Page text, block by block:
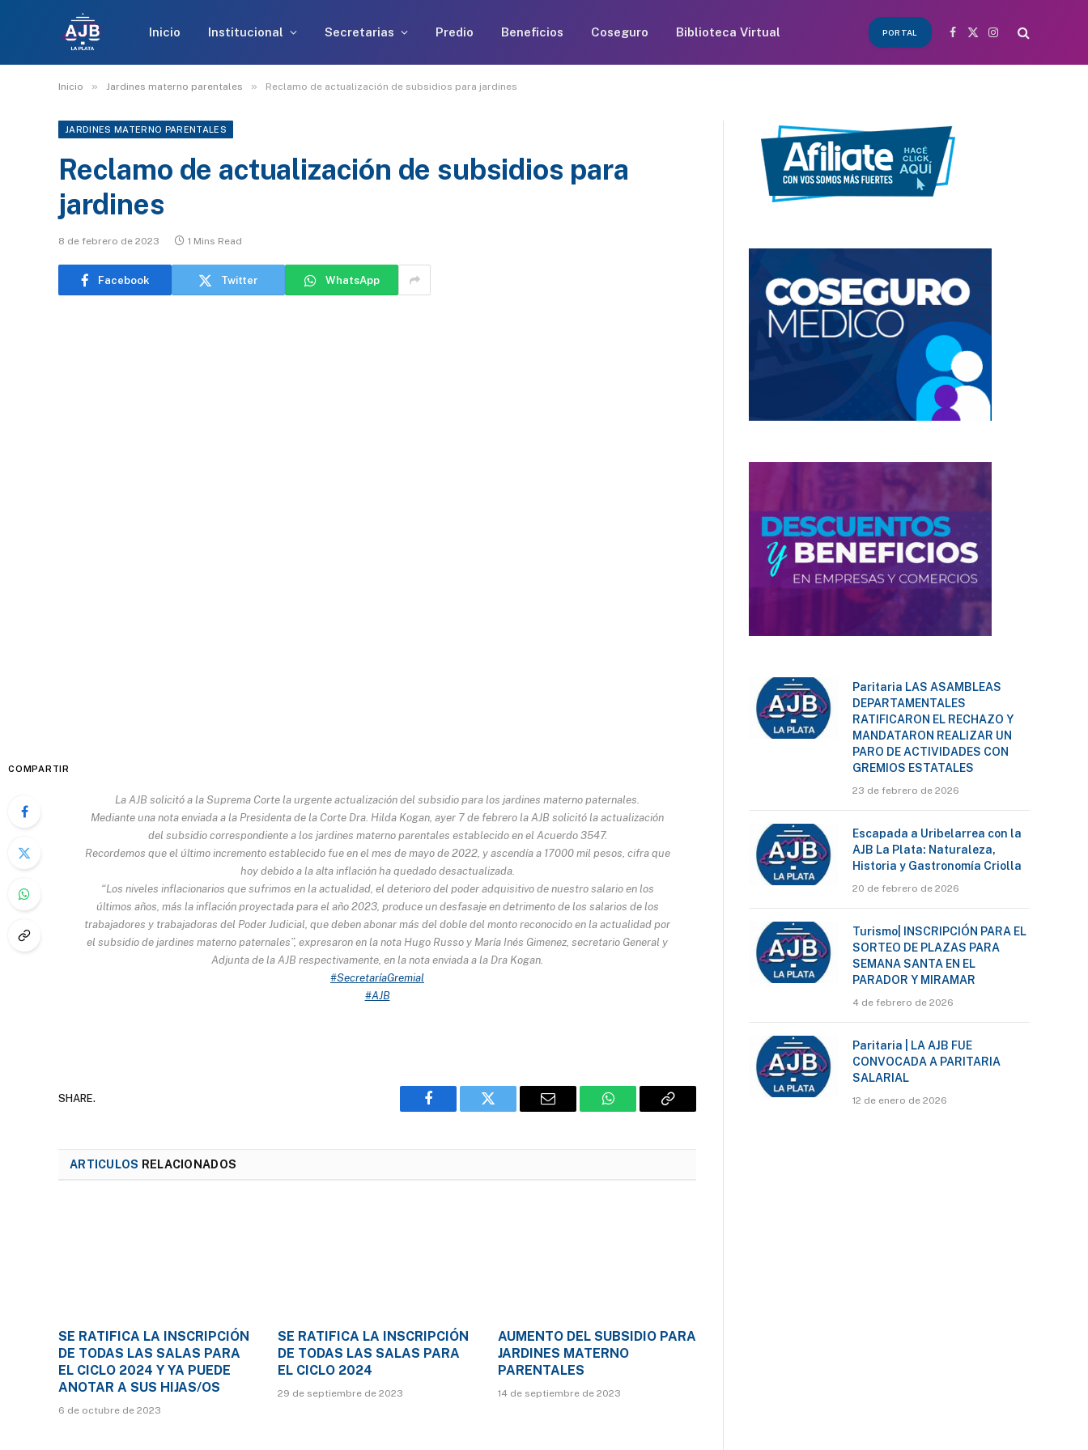
Inicio Institucional Secretarias Predio Beneficios Coseguro Biblioteca Virtual PORTAL
Facebook
X
Instagram
Inicio » Jardines materno parentales » Reclamo de actualización de subsidios para jardines
JARDINES MATERNO PARENTALES
Reclamo de actualización de subsidios para
jardines
8 de febrero de 2023 1 Mins Read
Facebook Twitter WhatsApp
COMPARTIR
La AJB solicitó a la Suprema Corte la urgente actualización del subsidio para los jardines materno paternales.
Mediante una nota enviada a la Presidenta de la Corte Dra. Hilda Kogan, ayer 7 de febrero la AJB solicitó la actualización
del subsidio correspondiente a los jardines materno parentales establecido en el Acuerdo 3547.
Recordemos que el último incremento establecido fue en el mes de mayo de 2022, y ascendía a 17000 mil pesos, cifra que
hoy debido a la alta inflación ha quedado desactualizada.
“Los niveles inflacionarios que sufrimos en la actualidad, el deterioro del poder adquisitivo de nuestro salario en los
últimos años, más la inflación proyectada para el año 2023, produce un desfasaje en detrimento de los salarios de los
trabajadores y trabajadoras del Poder Judicial, que deben abonar más del doble del monto reconocido en la actualidad por
el subsidio de jardines materno paternales”, expresaron en la nota Hugo Russo y María Inés Gimenez, secretario General y
Adjunta de la AJB respectivamente, en la nota enviada a la Dra Kogan.
#SecretaríaGremial
#AJB
SHARE.
Facebook Twitter Email WhatsAppCopy
ARTICULOS RELACIONADOS
SE RATIFICA LA INSCRIPCIÓN
DE TODAS LAS SALAS PARA
EL CICLO 2024 Y YA PUEDE
ANOTAR A SUS HIJAS/OS
6 de octubre de 2023
SE RATIFICA LA INSCRIPCIÓN
DE TODAS LAS SALAS PARA
EL CICLO 2024
29 de septiembre de 2023
AUMENTO DEL SUBSIDIO PARA
JARDINES MATERNO
PARENTALES
14 de septiembre de 2023
Paritaria LAS ASAMBLEAS
DEPARTAMENTALES
RATIFICARON EL RECHAZO Y
MANDATARON REALIZAR UN
PARO DE ACTIVIDADES CON
GREMIOS ESTATALES
23 de febrero de 2026
Escapada a Uribelarrea con la
AJB La Plata: Naturaleza,
Historia y Gastronomía Criolla
20 de febrero de 2026
Turismo| INSCRIPCIÓN PARA EL
SORTEO DE PLAZAS PARA
SEMANA SANTA EN EL
PARADOR Y MIRAMAR
4 de febrero de 2026
Paritaria | LA AJB FUE
CONVOCADA A PARITARIA
SALARIAL
12 de enero de 2026